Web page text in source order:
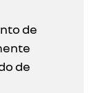
de
de